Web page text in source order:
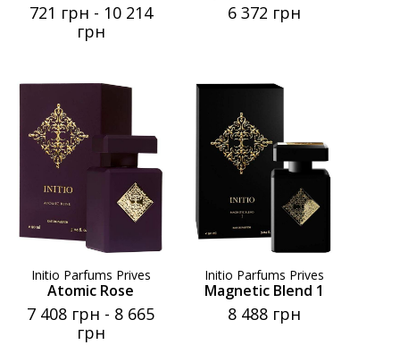
721 грн - 10 214
грн
6 372 грн
Initio Parfums Prives
Atomic Rose
7 408 грн - 8 665
грн
Initio Parfums Prives
Magnetic Blend 1
8 488 грн